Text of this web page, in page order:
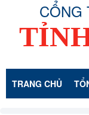
CỔNG
TRANG CHỦ